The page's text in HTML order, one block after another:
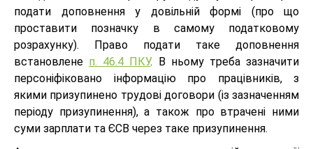
подати доповнення у довільній формі (про що
проставити позначку в самому податковому
розрахунку). Право подати таке доповнення
встановлене п. 46.4 ПКУ. В ньому треба зазначити
персоніфіковано інформацію про працівників, з
якими призупинено трудові договори (із зазначенням
періоду призупинення), а також про втрачені ними
суми зарплати та ЄСВ через таке призупинення.